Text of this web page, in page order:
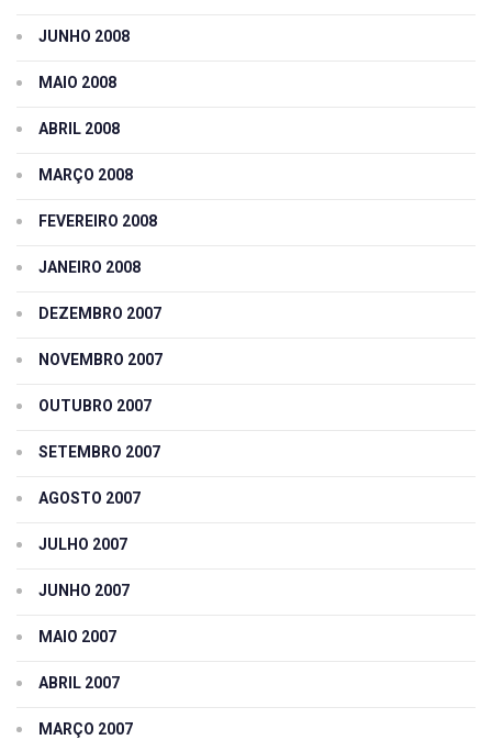
JUNHO 2008
MAIO 2008
ABRIL 2008
MARÇO 2008
FEVEREIRO 2008
JANEIRO 2008
DEZEMBRO 2007
NOVEMBRO 2007
OUTUBRO 2007
SETEMBRO 2007
AGOSTO 2007
JULHO 2007
JUNHO 2007
MAIO 2007
ABRIL 2007
MARÇO 2007